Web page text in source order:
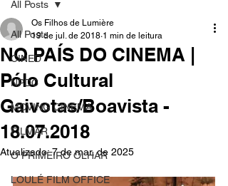
All Posts
CINED
NPDC
MOVING CINEMA
FILMAR
O PRIMEIRO OLHAR
LOULÉ FILM OFFICE
All Posts
NO PAÍS DO CINEMA |
Pólo Cultural
Gaivotas/Boavista -
18.07.2018
Os Filhos de Lumière
19 de jul. de 2018 1 min de leitura
Atualizado:7 de mar. de 2025